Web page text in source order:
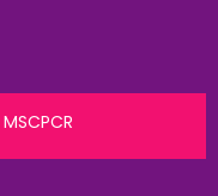
MSCPCR